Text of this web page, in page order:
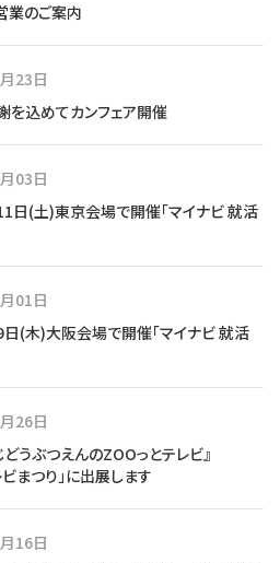
業のご案内
23日
を込めてカンフェア開催
03日
日(土)東京会場で開催「マイナビ 就活
01日
日(木)大阪会場で開催「マイナビ 就活
26日
うぶつえんのZOOっとテレビ』
つり」に出展します
16日